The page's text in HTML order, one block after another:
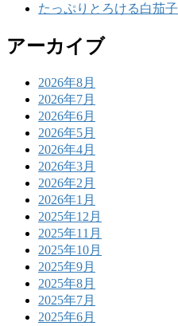
たっぷりとろける白茄子
アーカイブ
2026年8月
2026年7月
2026年6月
2026年5月
2026年4月
2026年3月
2026年2月
2026年1月
2025年12月
2025年11月
2025年10月
2025年9月
2025年8月
2025年7月
2025年6月